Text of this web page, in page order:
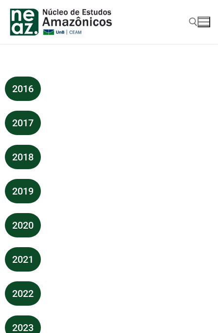
2016
2017
2018
2019
2020
2021
2022
2023